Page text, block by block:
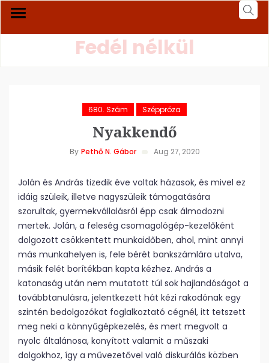
Fedél nélkül
680. Szám Széppróza
Nyakkendő
By Pethő N. Gábor Aug 27, 2020
Jolán és András tizedik éve voltak házasok, és mivel ez
idáig szüleik, illetve nagyszüleik támogatására
szorultak, gyermekvállalásról épp csak álmodozni
mertek. Jolán, a feleség csomagológép-kezelőként
dolgozott csökkentett munkaidőben, ahol, mint annyi
más munkahelyen is, fele bérét bankszámlára utalva,
másik felét borítékban kapta kézhez. András a
katonaság után nem mutatott túl sok hajlandóságot a
továbbtanulásra, jelentkezett hát kézi rakodónak egy
szintén bedolgozókat foglalkoztató cégnél, itt tetszett
meg neki a könnyűgépkezelés, és mert megvolt a
nyolc általánosa, konyított valamit a műszaki
dolgokhoz, így a művezetővel való diskurálás közben